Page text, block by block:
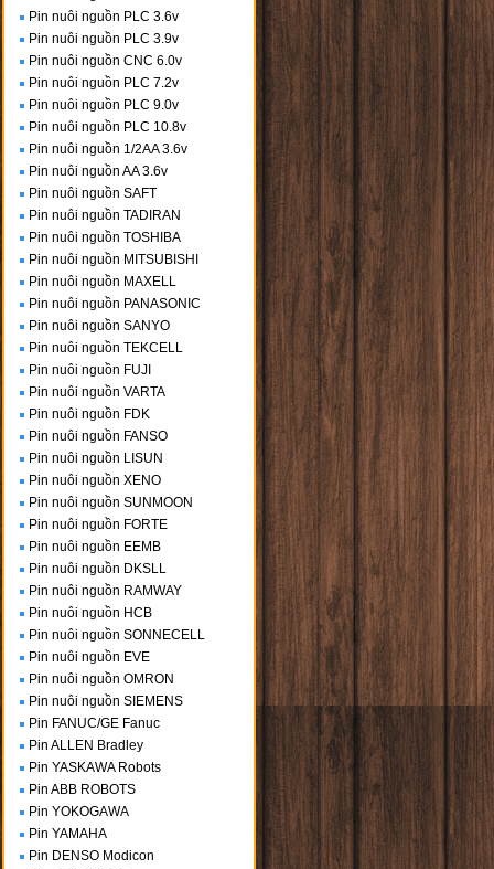
Pin nuôi nguồn PLC 3.6v
Pin nuôi nguồn PLC 3.9v
Pin nuôi nguồn CNC 6.0v
Pin nuôi nguồn PLC 7.2v
Pin nuôi nguồn PLC 9.0v
Pin nuôi nguồn PLC 10.8v
Pin nuôi nguồn 1/2AA 3.6v
Pin nuôi nguồn AA 3.6v
Pin nuôi nguồn SAFT
Pin nuôi nguồn TADIRAN
Pin nuôi nguồn TOSHIBA
Pin nuôi nguồn MITSUBISHI
Pin nuôi nguồn MAXELL
Pin nuôi nguồn PANASONIC
Pin nuôi nguồn SANYO
Pin nuôi nguồn TEKCELL
Pin nuôi nguồn FUJI
Pin nuôi nguồn VARTA
Pin nuôi nguồn FDK
Pin nuôi nguồn FANSO
Pin nuôi nguồn LISUN
Pin nuôi nguồn XENO
Pin nuôi nguồn SUNMOON
Pin nuôi nguồn FORTE
Pin nuôi nguồn EEMB
Pin nuôi nguồn DKSLL
Pin nuôi nguồn RAMWAY
Pin nuôi nguồn HCB
Pin nuôi nguồn SONNECELL
Pin nuôi nguồn EVE
Pin nuôi nguồn OMRON
Pin nuôi nguồn SIEMENS
Pin FANUC/GE Fanuc
Pin ALLEN Bradley
Pin YASKAWA Robots
Pin ABB ROBOTS
Pin YOKOGAWA
Pin YAMAHA
Pin DENSO Modicon